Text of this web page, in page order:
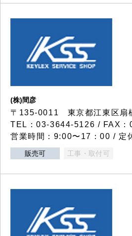
(株)間彦
〒135-0011 東京都江東区扇
TEL：03-3644-5126 / FAX
営業時間：9:00〜17：00 / 定
販売可 工事・取付可